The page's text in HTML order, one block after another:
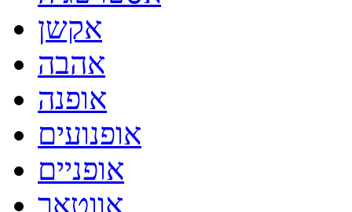
אקשן
אהבה
אופנה
אופנועים
אופניים
אווטאר